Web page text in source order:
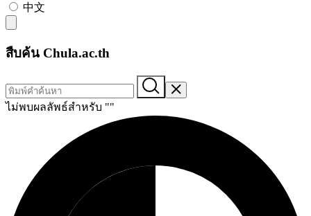
中文
สืบค้น Chula.ac.th
ไม่พบผลลัพธ์สำหรับ ""